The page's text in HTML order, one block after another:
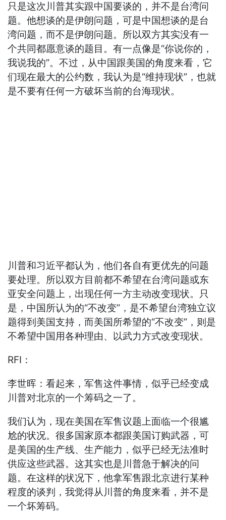
只是这次川普其实跟中国要谈的，并不是台湾问
题。他想谈的是伊朗问题，可是中国想谈的是台
湾问题，而不是伊朗问题。所以双方其实没有一
个共同都愿意谈的题目。有一点像是“你说你的，
我说我的”。不过，从中国跟美国的角度来看，它
们现在最大的公约数，我认为是“维持现状”，也就
是不要有任何一方破坏当前的台海现状。
川普和习近平都认为，他们各自有更优先的问题
要处理。所以双方目前都不希望在台湾问题或东
亚安全问题上，出现任何一方主动改变现状。只
是，中国所认为的“不改变”，是不希望台湾独立议
题得到美国支持，而美国所希望的“不改变”，则是
不希望中国用各种理由、以武力方式改变现状。
RFI：
李世晖：看起来，军售这件事情，似乎已经变成
川普对北京的一个筹码之一了。
我们认为，现在美国在军售议题上面临一个很尴
尬的状况。很多国家原本都跟美国订购武器，可
是美国的生产线、生产能力，似乎已经无法准时
供应这些武器。这其实也是川普急于解决的问
题。在这样的状况下，他拿军售跟北京进行某种
程度的谈判，我觉得从川普的角度来看，并不是
一个坏筹码。